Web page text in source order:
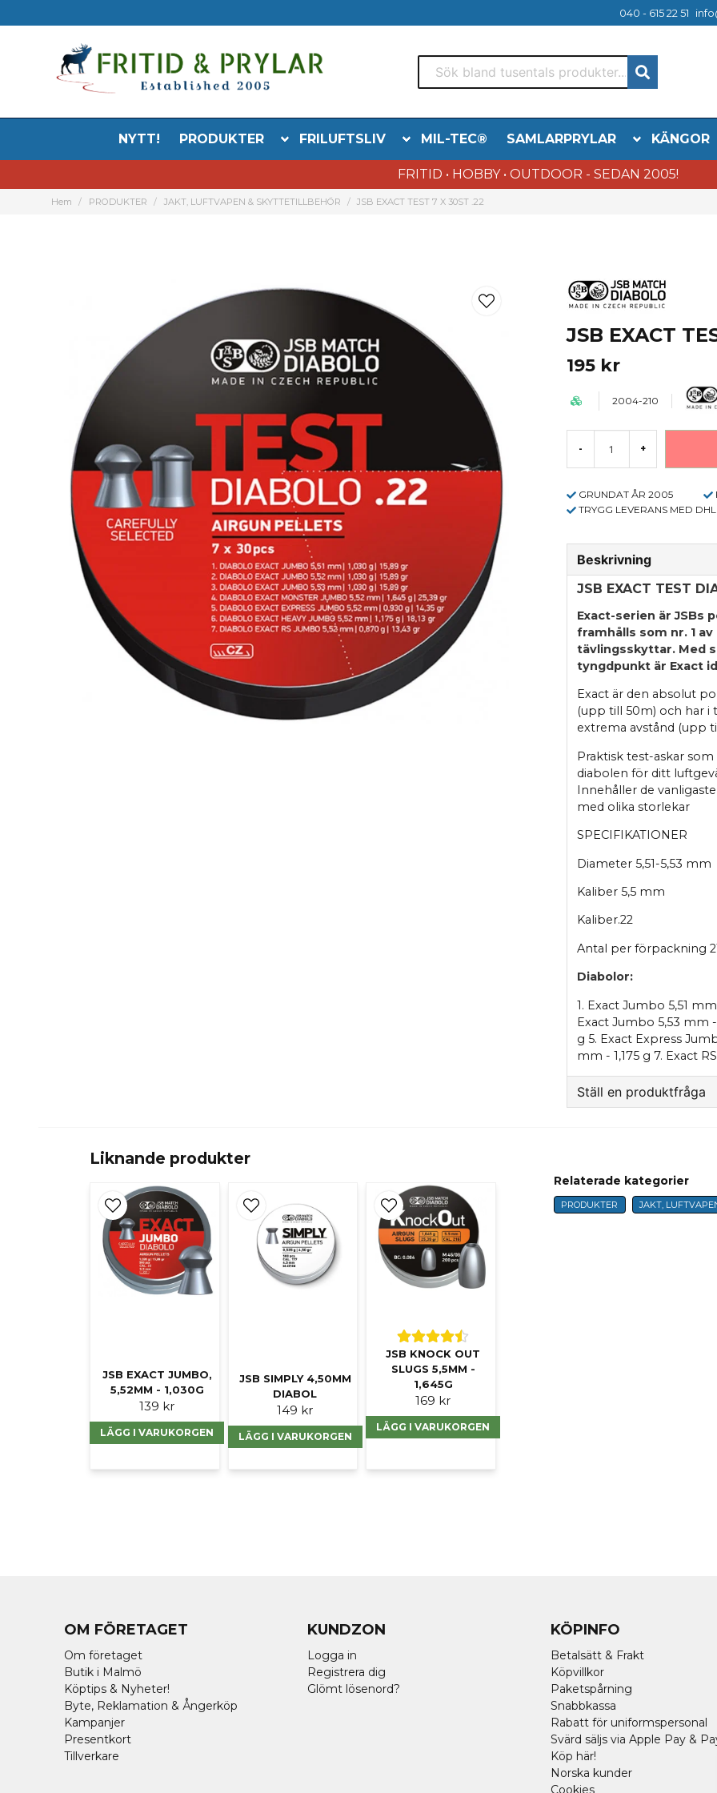
040 - 615 22 51
NYTT! PRODUKTER FRILUFTSLIV MIL-TEC® SAMLARPRYLAR KÄNGOR
FRITID • HOBBY • OUTDOOR - SEDAN 2005!
Hem PRODUKTER JAKT, LUFTVAPEN & SKYTTETILLBEHÖR JSB EXACT TEST 7 X 30ST .22
JSB EXACT
195 kr
2004-210
- +
GRUNDAT ÅR 2005
TRYGG LEVERANS MED DHL
Beskrivning
JSB EXACT TEST
Exact-serien är JSBs
framhålls som nr. 1
tävlingsskyttar. Med
tyngdpunkt är Exact
Exact är den absolut
(upp till 50m) och har i
extrema avstånd (upp
Praktisk test-askar
diabolen för ditt
Innehåller de
med olika storlekar
SPECIFIKATIONER
Diameter 5,51-5,53 mm
Kaliber 5,5 mm
Kaliber.22
Antal per förpackning
Diabolor:
1. Exact Jumbo 5,51
Exact Jumbo 5,53 mm
g 5. Exact Express
mm - 1,175 g 7. Exact
Ställ en produktfråga
name
Namn
Liknande produkter
JSB EXACT JUMBO,
5,52MM - 1,030G
139 kr
LÄGG I VARUKORGEN
JSB SIMPLY 4,50MM
DIABOL
149 kr
LÄGG I VARUKORGEN
JSB KNOCK OUT
SLUGS 5,5MM -
1,645G
169 kr
LÄGG I VARUKORGEN
Relaterade kategorier
PRODUKTER JAKT,
OM FÖRETAGET
Om företaget
Butik i Malmö
Köptips & Nyheter!
Byte, Reklamation & Ångerköp
Kampanjer
Presentkort
Tillverkare
KUNDZON
Logga in
Registrera dig
Glömt lösenord?
KÖPINFO
Betalsätt & Frakt
Köpvillkor
Paketspårning
Snabbkassa
Rabatt för uniformspersonal
Svärd säljs via Apple Pay &
Köp här!
Norska kunder
Cookies